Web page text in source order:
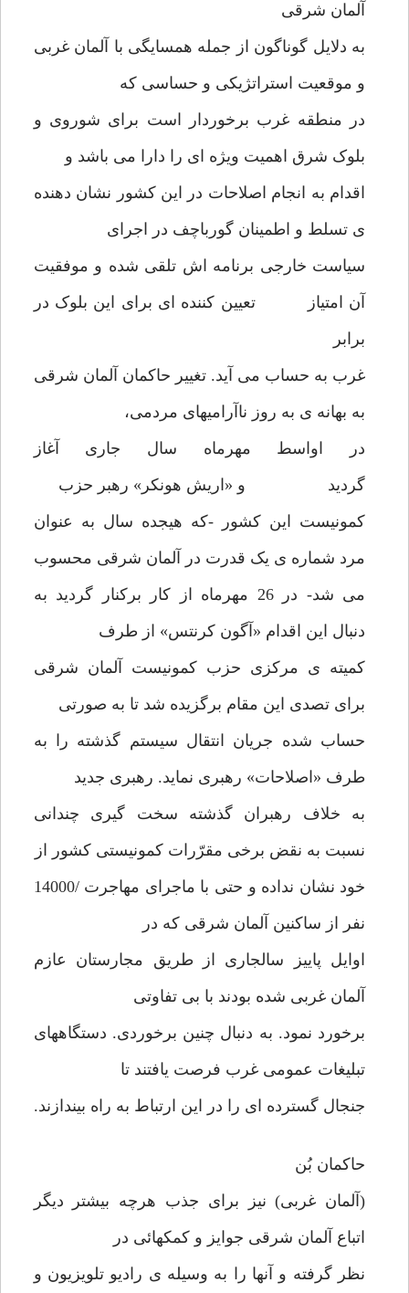
آلمان شرقی
به دلایل گوناگون از جمله همسایگی با آلمان غربی
و موقعیت استراتژیکی و حساسی که
در منطقه غرب برخوردار است برای شوروی و
بلوک شرق اهمیت ویژه ای را دارا می باشد و
اقدام به انجام اصلاحات در این کشور نشان دهنده
ی تسلط و اطمینان گورباچف در اجرای
سیاست خارجی برنامه اش تلقی شده و موفقیت
آن امتیاز تعیین کننده ای برای این بلوک در
برابر
غرب به حساب می آید. تغییر حاکمان آلمان شرقی
به بهانه ی به روز ناآرامیهای مردمی،
در اواسط مهرماه سال جاری آغاز
گردید و «اریش هونکر» رهبر حزب
کمونیست این کشور -که هیجده سال به عنوان
مرد شماره ی یک قدرت در آلمان شرقی محسوب
می شد- در 26 مهرماه از کار برکنار گردید به
دنبال این اقدام «آگون کرنتس» از طرف
کمیته ی مرکزی حزب کمونیست آلمان شرقی
برای تصدی این مقام برگزیده شد تا به صورتی
حساب شده جریان انتقال سیستم گذشته را به
طرف «اصلاحات» رهبری نماید. رهبری جدید
به خلاف رهبران گذشته سخت گیری چندانی
نسبت به نقض برخی مقرّرات کمونیستی کشور از
خود نشان نداده و حتی با ماجرای مهاجرت /14000
نفر از ساکنین آلمان شرقی که در
اوایل پاییز سالجاری از طریق مجارستان عازم
آلمان غربی شده بودند با بی تفاوتی
برخورد نمود. به دنبال چنین برخوردی. دستگاههای
تبلیغات عمومی غرب فرصت یافتند تا
جنجال گسترده ای را در این ارتباط به راه بیندازند.
حاکمان بُن
(آلمان غربی) نیز برای جذب هرچه بیشتر دیگر
اتباع آلمان شرقی جوایز و کمکهائی در
نظر گرفته و آنها را به وسیله ی رادیو تلویزیون و